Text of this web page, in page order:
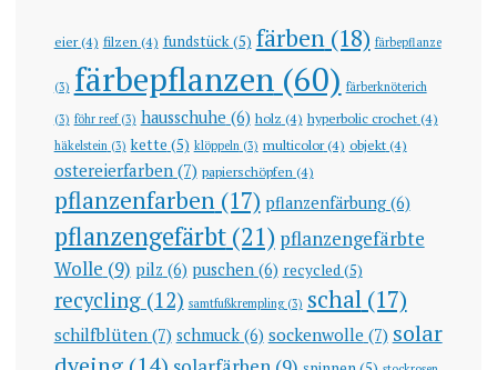
eier(4) filzen (4) fundstück(5) färben(18) färbepflanze
(3) färbepflanzen(60) färberknöterich
(3) föhr reef(3) hausschuhe (6) holz (4) hyperbolic crochet(4)
häkelstein(3) kette (5) klöppeln(3) multicolor(4) objekt(4)
ostereierfarben(7) papierschöpfen (4)
pflanzenfarben(17) pflanzenfärbung(6)
pflanzengefärbt(21) pflanzengefärbte
Wolle (9) pilz (6) puschen(6) recycled(5)
recycling(12) samtfußkrempling(3) schal(17)
schilfblüten(7) schmuck(6) sockenwolle(7) solar